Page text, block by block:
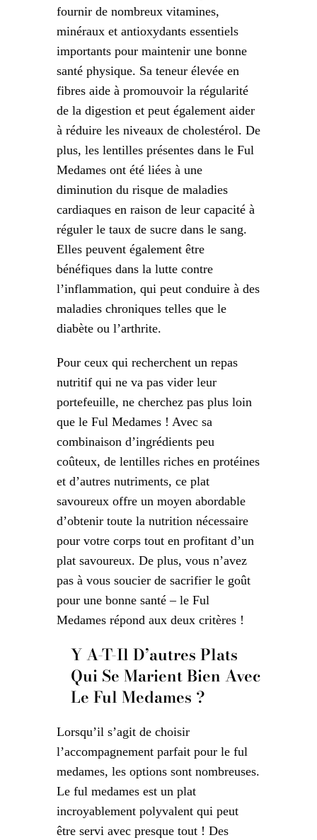
fournir de nombreux vitamines,
minéraux et antioxydants essentiels
importants pour maintenir une bonne
santé physique. Sa teneur élevée en
fibres aide à promouvoir la régularité
de la digestion et peut également aider
à réduire les niveaux de cholestérol. De
plus, les lentilles présentes dans le Ful
Medames ont été liées à une
diminution du risque de maladies
cardiaques en raison de leur capacité à
réguler le taux de sucre dans le sang.
Elles peuvent également être
bénéfiques dans la lutte contre
l’inflammation, qui peut conduire à des
maladies chroniques telles que le
diabète ou l’arthrite.
Pour ceux qui recherchent un repas
nutritif qui ne va pas vider leur
portefeuille, ne cherchez pas plus loin
que le Ful Medames ! Avec sa
combinaison d’ingrédients peu
coûteux, de lentilles riches en protéines
et d’autres nutriments, ce plat
savoureux offre un moyen abordable
d’obtenir toute la nutrition nécessaire
pour votre corps tout en profitant d’un
plat savoureux. De plus, vous n’avez
pas à vous soucier de sacrifier le goût
pour une bonne santé – le Ful
Medames répond aux deux critères !
Y A-T-Il D’autres Plats
Qui Se Marient Bien Avec
Le Ful Medames ?
Lorsqu’il s’agit de choisir
l’accompagnement parfait pour le ful
medames, les options sont nombreuses.
Le ful medames est un plat
incroyablement polyvalent qui peut
être servi avec presque tout ! Des